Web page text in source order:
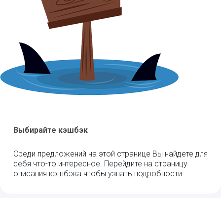
Выбирайте кэшбэк
Среди предложений на этой странице Вы найдете для
себя что-то интересное. Перейдите на страницу
описания кэшбэка чтобы узнать подробности.